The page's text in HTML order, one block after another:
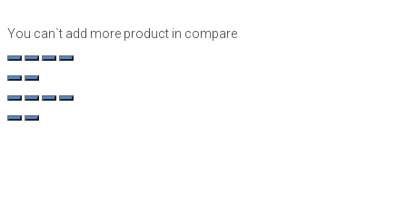
You can`t add more product in compare